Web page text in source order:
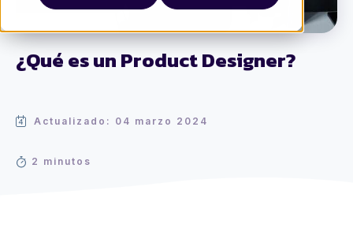
¿Qué es un Product Designer?
Actualizado: 04 marzo 2024
2 minutos